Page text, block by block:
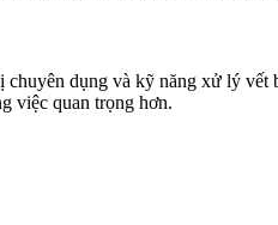
dụng và kỹ năng xử lý
việc quan trọng hơn.